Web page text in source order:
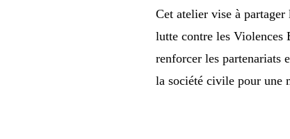
Cet atelier vise à
lutte contre les Violences
renforcer les partenariats
la société civile pour une